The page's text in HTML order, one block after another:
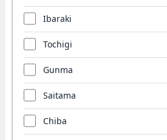
Ibaraki
Tochigi
Gunma
Saitama
Chiba